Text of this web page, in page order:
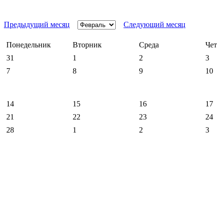
Предыдущий месяц Следующий месяц
Понедельник Вторник Среда
31
1 2
3
7
8 9 10
14 15 16
17
21
22 23
24
28
1 2 3